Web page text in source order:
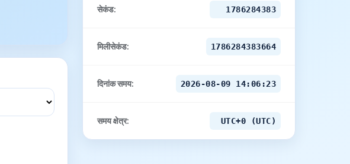
सेकंड: 1786284383
मिलीसेकंड: 1786284383664
दिनांक समय: 2026-08-09 14:06:23
समय क्षेत्र: UTC+0 (UTC)